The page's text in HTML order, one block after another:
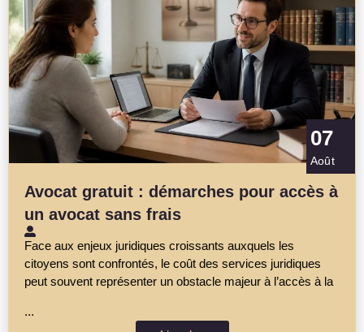
07
Août
Avocat gratuit : démarches pour accès à
un avocat sans frais
Face aux enjeux juridiques croissants auxquels les
citoyens sont confrontés, le coût des services juridiques
peut souvent représenter un obstacle majeur à l’accès à la
...